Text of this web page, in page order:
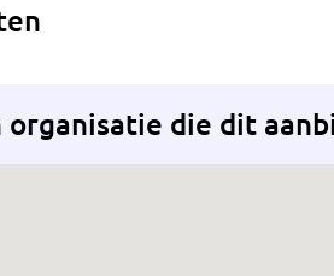
organisatie die dit